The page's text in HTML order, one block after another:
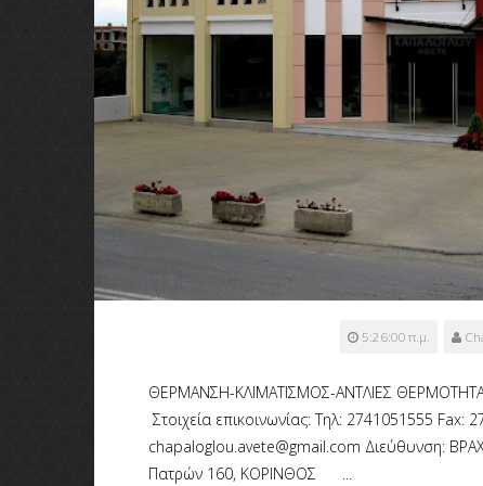
5:26:00 π.μ.
ΘΕΡΜΑΝΣΗ-ΚΛΙΜΑΤΙΣΜΟΣ-ΑΝΤΛΙΕΣ
Στοιχεία επικοινωνίας: Τηλ: 2741051555
chapaloglou.avete@gmail.com Διεύθυνση:
Πατρών 160, ΚΟΡΙΝΘΟΣ ...